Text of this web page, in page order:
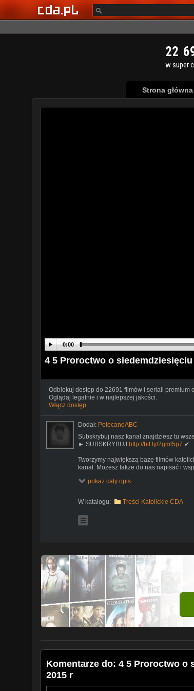
22 6
w super
Strona główna
0:00
4 5 Proroctwo o
Odblokuj dostęp do 22691 filmów i seriali premium
Oglądaj legalnie i w najlepszej jakości.
Włącz dostęp
Dodał: PolecaneABC
Subskrybuj nasz kanał znajdziesz tu
► SUBSKRYBUJ http://bit.ly/2gml5p7 ✔
Tworzymy największą bazę filmów
kanał. Możesz także do nas napisać i
Możesz także dołączyć do społeczności
Na kanale Kościół Katolicki
podłożem chrześcijańskim, kolędy,
pokaż cały opis
W katalogu: Treści Katolickie CDA
Komentarze do: 4 5 Proroctwo o
2015 r